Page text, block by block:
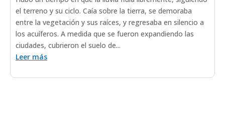
el terreno y su ciclo. Caía sobre la tierra, se demoraba
entre la vegetación y sus raíces, y regresaba en silencio a
los acuíferos. A medida que se fueron expandiendo las
ciudades, cubrieron el suelo de...
Leer más